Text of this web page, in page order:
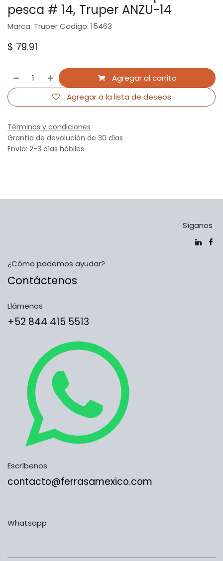
pesca # 14, Truper ANZU-14
Marca: Truper Codigo: 15463
$ 79.91
Agregar al carrito
Agregar a la lista de deseos
Términos y condiciones
Grantía de devolución de 30 días
Envío: 2-3 días hábiles
Síganos
¿Cómo podemos ayudar?
Contáctenos
Llámenos
​​​​​​​​​​​​+5​2​ ​8​4​4​ ​4​1​5​ 5​5​1​3​​​​​​​​​​​​​​
Escríbenos
contacto@ferrasamexico.com
Whatsapp